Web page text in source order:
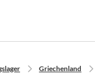
Griechenland